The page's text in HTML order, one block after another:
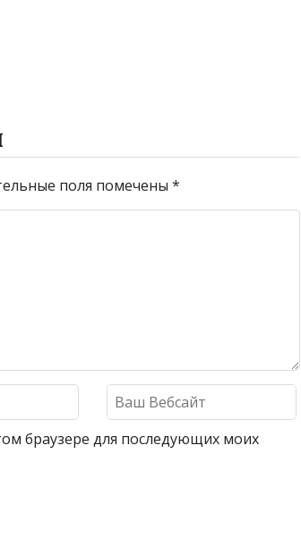
поля помечены *
браузере для последующих моих